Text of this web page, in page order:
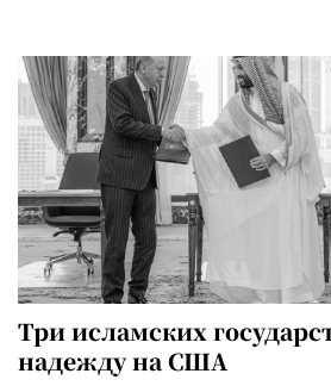
Три исламских
надежду на США